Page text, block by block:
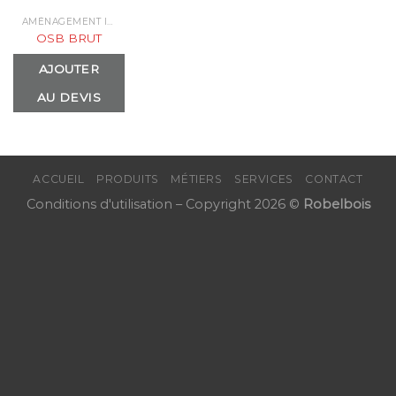
AMÉNAGEMENT INTÉRIEUR & PARQUETS
OSB BRUT
AJOUTER
AU DEVIS
ACCUEIL PRODUITS MÉTIERS SERVICES CONTACT
Conditions d'utilisation – Copyright 2026 © Robelbois